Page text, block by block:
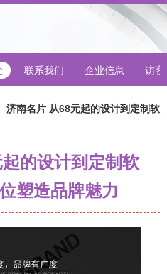
联系我们 企业信息 访客
济南名片 从68元起的设计到定制软
的设计到定制软
塑造品牌魅力